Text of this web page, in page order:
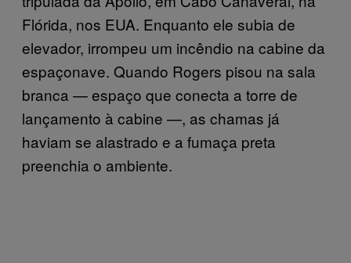
Flórida, nos EUA. Enquanto ele subia de
elevador, irrompeu um incêndio na cabine da
espaçonave. Quando Rogers pisou na sala
branca — espaço que conecta a torre de
lançamento à cabine —, as chamas já
haviam se alastrado e a fumaça preta
preenchia o ambiente.